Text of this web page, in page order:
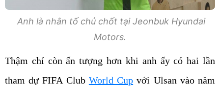
Anh là nhân tố chủ chốt tại Jeonbuk Hyundai
Motors.
Thậm chí còn ấn tượng hơn khi anh ấy có hai lần
tham dự FIFA Club World Cup với Ulsan vào năm